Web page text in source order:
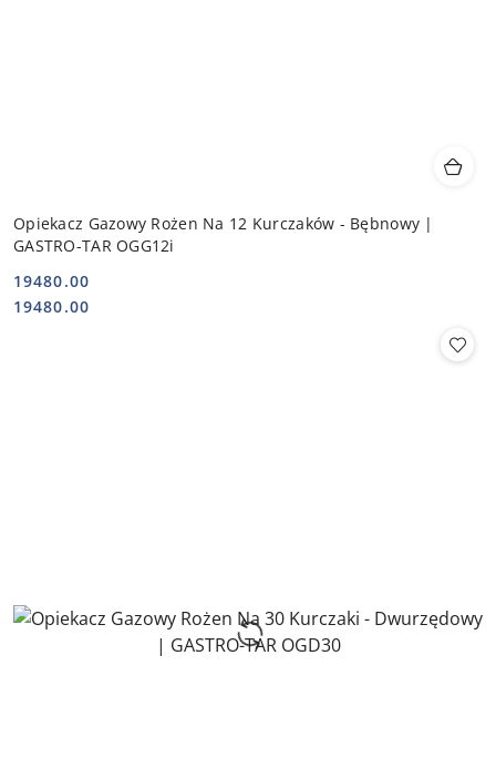
Opiekacz Gazowy Rożen Na 12 Kurczaków - Bębnowy |
GASTRO-TAR OGG12i
Cena:
19480.00
Cena:
19480.00